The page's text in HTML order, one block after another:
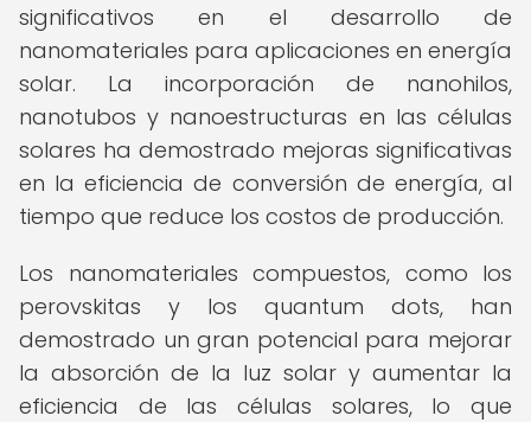
significativos en el desarrollo de
nanomateriales para aplicaciones en energía
solar. La incorporación de nanohilos,
nanotubos y nanoestructuras en las células
solares ha demostrado mejoras significativas
en la eficiencia de conversión de energía, al
tiempo que reduce los costos de producción.
Los nanomateriales compuestos, como los
perovskitas y los quantum dots, han
demostrado un gran potencial para mejorar
la absorción de la luz solar y aumentar la
eficiencia de las células solares, lo que